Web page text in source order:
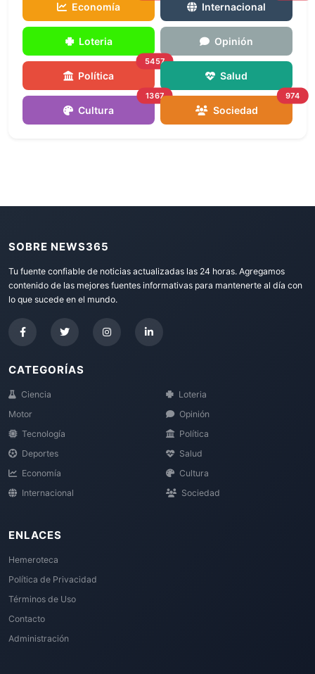
Economía Internacional
Loteria Opinión
Política
5457
Salud
Cultura
1367
Sociedad
974
SOBRE NEWS365
Tu fuente confiable de noticias actualizadas las 24 horas. Agregamos
contenido de las mejores fuentes informativas para mantenerte al día con
lo que sucede en el mundo.
CATEGORÍAS
Ciencia
Motor
Tecnología
Deportes
Economía
Internacional
Loteria
Opinión
Política
Salud
Cultura
Sociedad
ENLACES
Hemeroteca
Política de Privacidad
Términos de Uso
Contacto
Administración